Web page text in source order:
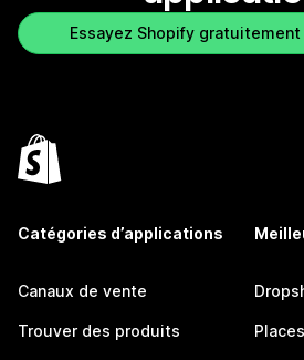
Essayez Shopify
Catégories d’applications
Canaux de vente
Trouver des produits